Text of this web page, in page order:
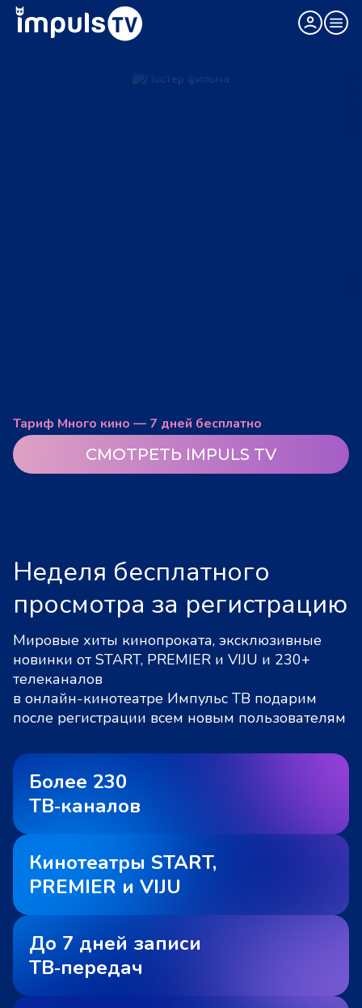
Тариф Много кино — 7 дней бесплатно
СМОТРЕТЬ IMPULS TV
Неделя бесплатного
просмотра за регистрацию
Мировые хиты кинопроката, эксклюзивные
новинки от START, PREMIER и VIJU и 230+
телеканалов
в онлайн-кинотеатре Импульс ТВ подарим
после регистрации всем новым пользователям
Более 230
ТВ‑каналов
Кинотеатры START,
PREMIER и VIJU
До 7 дней записи
ТВ‑передач